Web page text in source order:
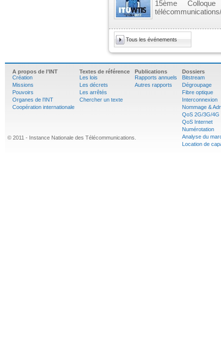
15ème
Tous les événements
A propos de l’INT
Création
Missions
Pouvoirs
Organes de l’INT
Coopération internationale
Textes de référence
Les lois
Les décrets
Les arrêtés
Chercher un texte
Publications
Rapports annuels
Autres rapports
Dossiers
Bitstream
Dégroupage
Fibre optique
Interconnexion
Nommage &
QoS 2G/3G/4G
QoS Internet
Numérotation
Analyse du
Location de
© 2011 - Instance Nationale des Télécommunications.